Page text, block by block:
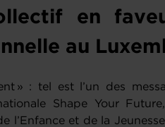
en
au
» : tel est l’un des
Shape Your
l’Enfance et de la